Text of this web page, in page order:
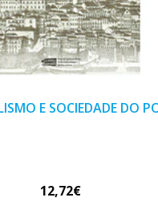
E SOCIEDADE DO
12,72€